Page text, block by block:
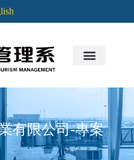
有限公司-專案